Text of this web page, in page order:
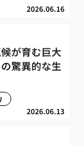
2026.06.16
が育む巨大
驚異的な生
2026.06.13